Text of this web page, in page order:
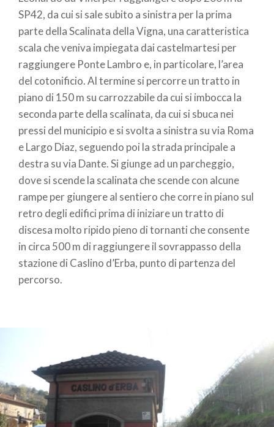
SP42, da cui si sale subito a sinistra per la prima
parte della Scalinata della Vigna, una caratteristica
scala che veniva impiegata dai castelmartesi per
raggiungere Ponte Lambro e, in particolare, l’area
del cotonificio. Al termine si percorre un tratto in
piano di 150 m su carrozzabile da cui si imbocca la
seconda parte della scalinata, da cui si sbuca nei
pressi del municipio e si svolta a sinistra su via Roma
e Largo Diaz, seguendo poi la strada principale a
destra su via Dante. Si giunge ad un parcheggio,
dove si scende la scalinata che scende con alcune
rampe per giungere al sentiero che corre in piano sul
retro degli edifici prima di iniziare un tratto di
discesa molto ripido pieno di tornanti che consente
in circa 500 m di raggiungere il sovrappasso della
stazione di Caslino d’Erba, punto di partenza del
percorso.